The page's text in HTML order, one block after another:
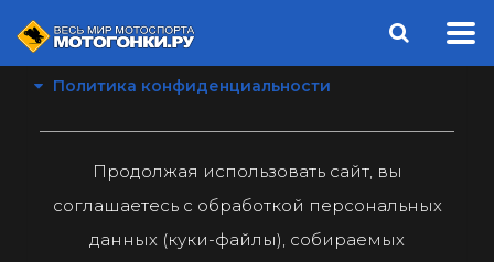
Политика конфиденциальности
Продолжая использовать сайт, вы
соглашаетесь с обработкой персональных
данных (куки-файлы), собираемых